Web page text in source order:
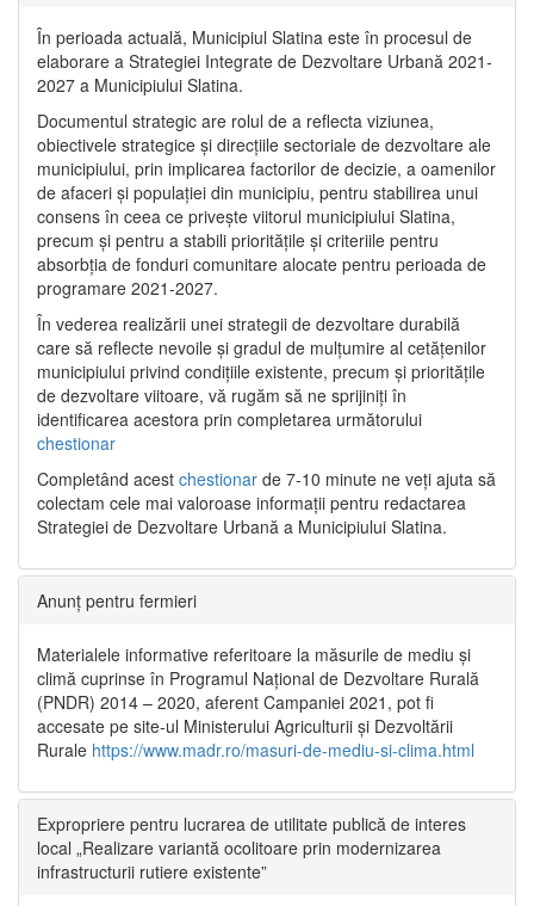
În perioada actuală, Municipiul Slatina este în procesul de
elaborare a Strategiei Integrate de Dezvoltare Urbană 2021‐
2027 a Municipiului Slatina.
Documentul strategic are rolul de a reflecta viziunea,
obiectivele strategice și direcțiile sectoriale de dezvoltare ale
municipiului, prin implicarea factorilor de decizie, a oamenilor
de afaceri și populației din municipiu, pentru stabilirea unui
consens în ceea ce privește viitorul municipiului Slatina,
precum și pentru a stabili prioritățile și criteriile pentru
absorbția de fonduri comunitare alocate pentru perioada de
programare 2021-2027.
În vederea realizării unei strategii de dezvoltare durabilă
care să reflecte nevoile și gradul de mulțumire al cetățenilor
municipiului privind condițiile existente, precum și prioritățile
de dezvoltare viitoare, vă rugăm să ne sprijiniți în
identificarea acestora prin completarea următorului
chestionar
Completând acest chestionar de 7-10 minute ne veți ajuta să
colectam cele mai valoroase informații pentru redactarea
Strategiei de Dezvoltare Urbană a Municipiului Slatina.
Anunț pentru fermieri
Materialele informative referitoare la măsurile de mediu și
climă cuprinse în Programul Național de Dezvoltare Rurală
(PNDR) 2014 – 2020, aferent Campaniei 2021, pot fi
accesate pe site-ul Ministerului Agriculturii și Dezvoltării
Rurale https://www.madr.ro/masuri-de-mediu-si-clima.html
Expropriere pentru lucrarea de utilitate publică de interes
local „Realizare variantă ocolitoare prin modernizarea
infrastructurii rutiere existente”